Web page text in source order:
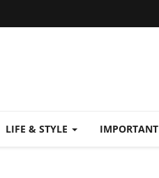
LIFE & STYLE IMPORTANT